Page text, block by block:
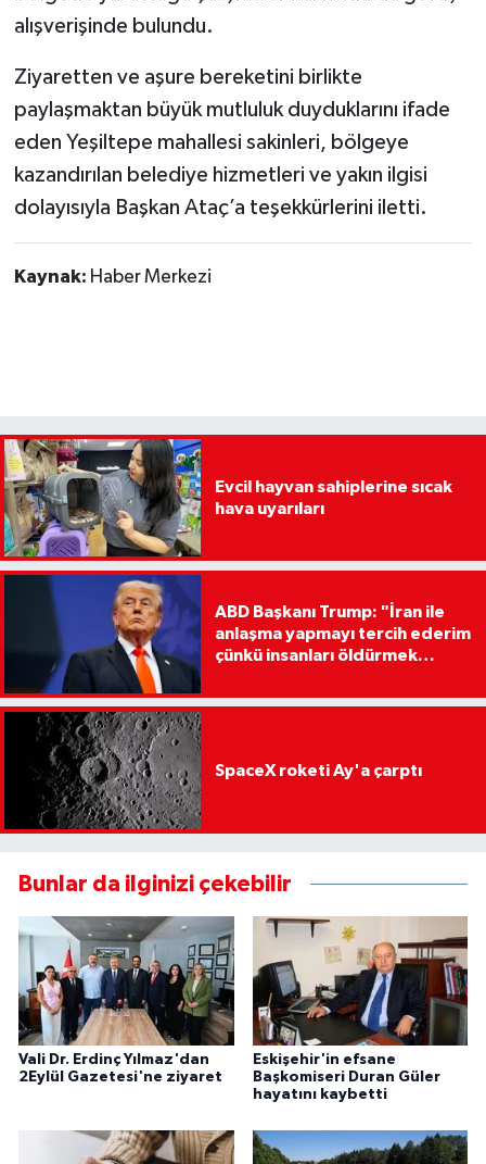
alışverişinde bulundu.
Ziyaretten ve aşure bereketini birlikte
paylaşmaktan büyük mutluluk duyduklarını ifade
eden Yeşiltepe mahallesi sakinleri, bölgeye
kazandırılan belediye hizmetleri ve yakın ilgisi
dolayısıyla Başkan Ataç’a teşekkürlerini iletti.
Kaynak: Haber Merkezi
Evcil hayvan sahiplerine sıcak
hava uyarıları
ABD Başkanı Trump: "İran ile
anlaşma yapmayı tercih ederim
çünkü insanları öldürmek
SpaceX roketi Ay'a çarptı
Bunlar da ilginizi çekebilir
Vali Dr. Erdinç Yılmaz'dan
2Eylül Gazetesi'ne ziyaret
Eskişehir'in efsane
Başkomiseri Duran Güler
hayatını kaybetti